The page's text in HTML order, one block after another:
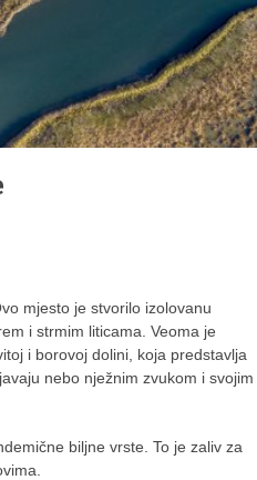
mjesto je stvorilo izolovanu
i strmim liticama. Veoma je
i borovoj dolini, koja predstavlja
nebo nježnim zvukom i svojim
biljne vrste. To je zaliv za